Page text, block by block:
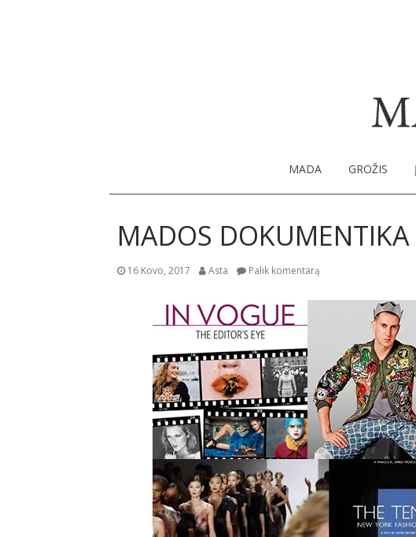
MADA GROŽIS
MADOS DOKUMENTIKA
16 Kovo, 2017 Asta Palik komentarą